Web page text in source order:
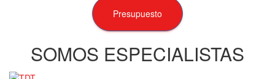
Presupuesto
SOMOS ESPECIALISTAS